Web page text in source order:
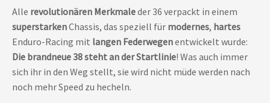
Alle revolutionären Merkmaleder 36 verpackt in einem
superstarkenChassis, das speziell für modernes, hartes
Enduro-Racing mit langen Federwegenentwickelt wurde:
Die brandneue 38 steht an der Startlinie! Was auch immer
sich ihr in den Weg stellt, sie wird nicht müde werden nach
noch mehr Speed zu hecheln.